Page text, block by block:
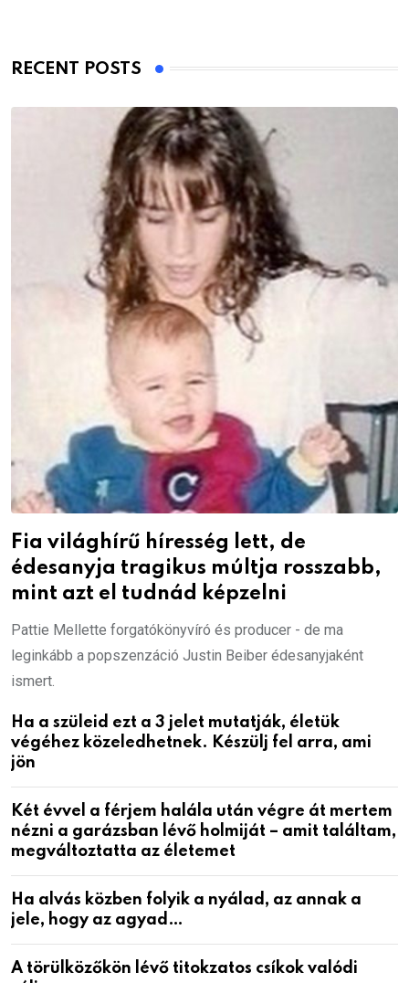
RECENT POSTS
Fia világhírű híresség lett, de
édesanyja tragikus múltja rosszabb,
mint azt el tudnád képzelni
Pattie Mellette forgatókönyvíró és producer - de ma
leginkább a popszenzáció Justin Beiber édesanyjaként
ismert.
Ha a szüleid ezt a 3 jelet mutatják, életük
végéhez közeledhetnek. Készülj fel arra, ami
jön
Két évvel a férjem halála után végre át mertem
nézni a garázsban lévő holmiját – amit találtam,
megváltoztatta az életemet
Ha alvás közben folyik a nyálad, az annak a
jele, hogy az agyad…
A törülközőkön lévő titokzatos csíkok valódi